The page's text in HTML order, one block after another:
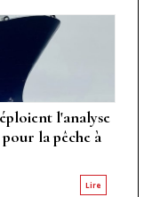
l'analyse
la pêche à
Lire